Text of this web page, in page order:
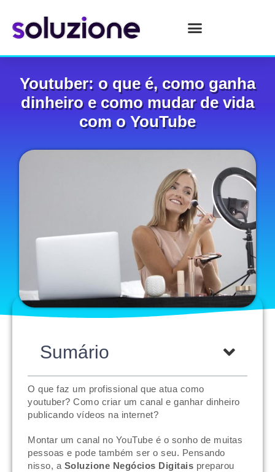
Youtuber: o que é, como ganha
dinheiro e como mudar de vida
com o YouTube
Sumário
O que faz um profissional que atua como
youtuber? Como criar um canal e ganhar dinheiro
publicando vídeos na internet?
Montar um canal no YouTube é o sonho de muitas
pessoas e pode também ser o seu. Pensando
nisso, a Soluzione Negócios Digitais preparou